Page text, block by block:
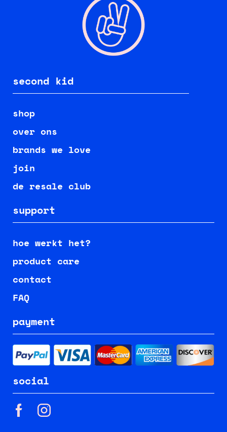
second kid
shop
over ons
brands we love
join
de resale club
support
hoe werkt het?
product care
contact
FAQ
payment
social